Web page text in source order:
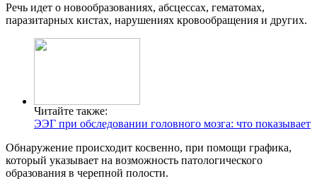
Речь идет о новообразованиях, абсцессах, гематомах,
паразитарных кистах, нарушениях кровообращения и других.
Читайте также:
ЭЭГ при обследовании головного мозга: что показывает
Обнаружение происходит косвенно, при помощи графика,
который указывает на возможность патологического
образования в черепной полости.